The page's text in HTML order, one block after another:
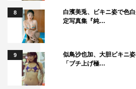
8
白濱美兎、ビキニ姿で色
定写真集『純…
9
似鳥沙也加、大胆ビキニ
「ブチ上げ極…